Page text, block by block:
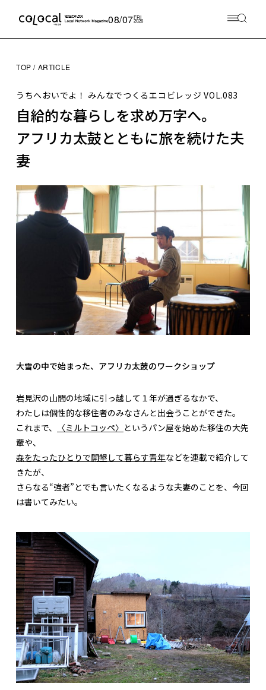
08/07FRI
2026
TOP ARTICLE
うちへおいでよ！ みんなでつくるエコビレッジVOL.083
自給的な暮らしを求め万字へ。
アフリカ太鼓とともに旅を続けた夫
妻
大雪の中で始まった、アフリカ太鼓のワークショップ
岩見沢の山間の地域に引っ越して１年が過ぎるなかで、
わたしは個性的な移住者のみなさんと出会うことができた。
これまで、
〈ミルトコッペ〉 というパン屋を始めた移住の大先
輩や、
森をたったひとりで開墾して暮らす青年などを連載で紹介して
きたが、
さらなる“強者”とでも言いたくなるような夫妻のことを、今回
は書いてみたい。